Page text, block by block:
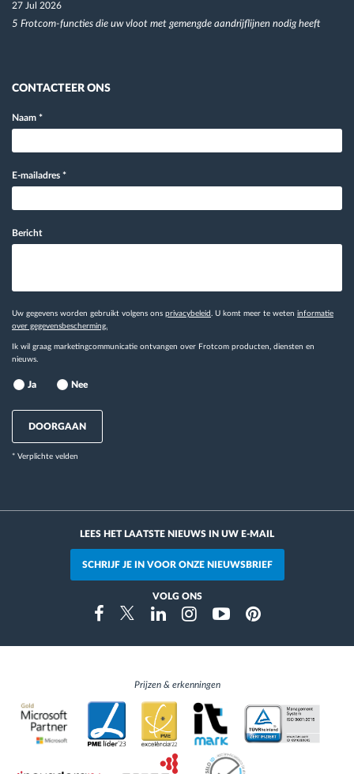
27 Jul 2026
5 Frotcom-functies die uw vloot met gemengde aandrijflijnen nodig heeft
CONTACTEER ONS
Naam *
E-mailadres *
Bericht
Uw gegevens worden gebruikt volgens ons privacybeleid . U komt meer te weten informatie
over gegevensbescherming.
Ik wil graag marketingcommunicatie ontvangen over Frotcom producten, diensten en
nieuws.
Ja Nee
DOORGAAN
* Verplichte velden
LEES HET LAATSTE NIEUWS IN UW E-MAIL
SCHRIJF JE IN VOOR ONZE NIEUWSBRIEF
VOLG ONS
FacebookTwitterLinkedinInstragramYoutubePinterest
Prijzen & erkenningen